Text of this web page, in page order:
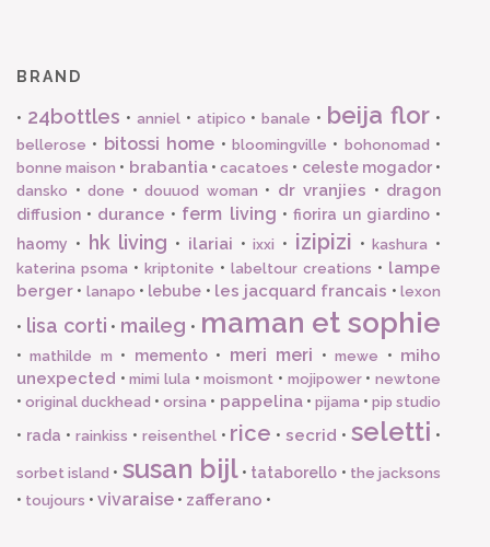
BRAND
• 24bottles • anniel• atipico •banale • beija flor •
bellerose • bitossi home • bloomingville • bohonomad •
bonne maison • brabantia•cacatoes • celeste mogador•
dansko • done • douuod woman • dr vranjies • dragon
diffusion • durance • ferm living • fiorira un giardino•
haomy • hk living • ilariai •ixxi • izipizi •kashura •
katerina psoma • kriptonite • labeltour creations • lampe
berger • lanapo • lebube • les jacquard francais •lexon
• lisa corti • maileg • maman et sophie
•mathilde m • memento• meri meri •mewe • miho
unexpected •mimi lula •moismont • mojipower•newtone
•original duckhead •orsina • pappelina• pijama • pip studio
• rada • rainkiss • reisenthel• rice •secrid •seletti •
sorbet island • susan bijl• tataborello • the jacksons
• toujours • vivaraise • zafferano •